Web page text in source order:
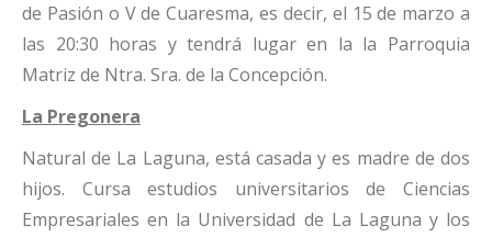
de Pasión o V de Cuaresma, es decir, el 15 de marzo a
las 20:30 horas y tendrá lugar en la la Parroquia
Matriz de Ntra. Sra. de la Concepción.
La Pregonera
Natural de La Laguna, está casada y es madre de dos
hijos. Cursa estudios universitarios de Ciencias
Empresariales en la Universidad de La Laguna y los